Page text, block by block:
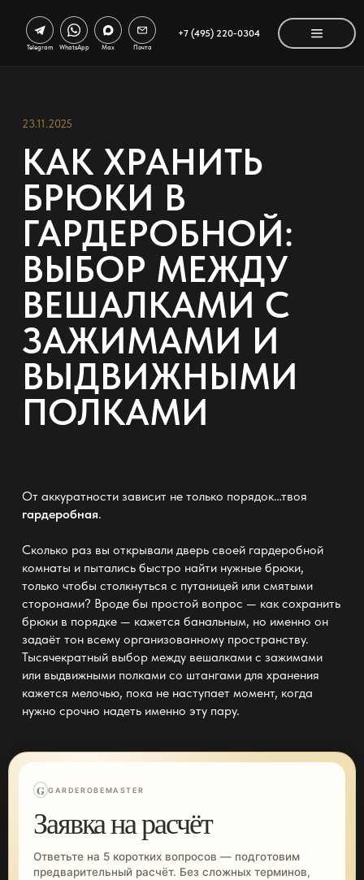
+7 (495) 220-0304
Telegram WhatsApp Max Почта
23.11.2025
КАК ХРАНИТЬ
БРЮКИ В
ГАРДЕРОБНОЙ:
ВЫБОР МЕЖДУ
ВЕШАЛКАМИ С
ЗАЖИМАМИ И
ВЫДВИЖНЫМИ
ПОЛКАМИ
От аккуратности зависит не только порядок…твоя
гардеробная.
Сколько раз вы открывали дверь своей гардеробной
комнаты и пытались быстро найти нужные брюки,
только чтобы столкнуться с путаницей или смятыми
сторонами? Вроде бы простой вопрос — как сохранить
брюки в порядке — кажется банальным, но именно он
задаёт тон всему организованному пространству.
Тысячекратный выбор между вешалками с зажимами
или выдвижными полками со штангами для хранения
кажется мелочью, пока не наступает момент, когда
нужно срочно надеть именно эту пару.
G GARDEROBEMASTER
Заявка на расчёт
Ответьте на 5 коротких вопросов — подготовим
предварительный расчёт. Без сложных терминов,